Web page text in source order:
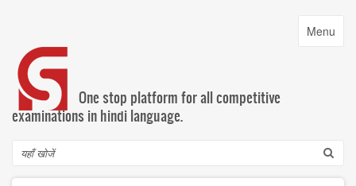
content
Toggle
Menu
One stop platform for all competitive
examinations in hindi language.
Search